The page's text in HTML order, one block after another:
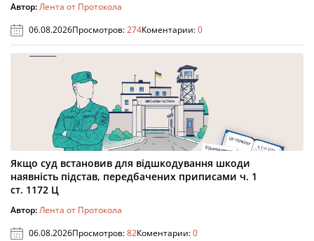
Автор:Лента от Протокола
06.08.2026Просмотров:274Коментарии:0
Якщо суд встановив для відшкодування шкоди
наявність підстав, передбачених приписами ч. 1
ст. 1172 Ц
Автор:Лента от Протокола
06.08.2026Просмотров:82Коментарии:0